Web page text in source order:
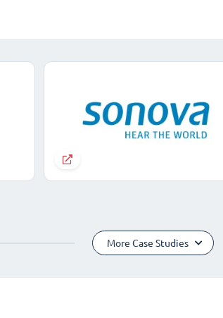
More Case Studies